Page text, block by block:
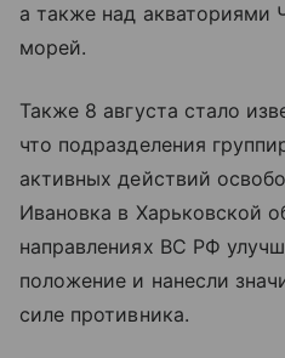
а также над акваториями
морей.
Также 8 августа стало
что подразделения
активных действий
Ивановка в Харьковской
направлениях ВС РФ
положение и нанесли
силе противника.